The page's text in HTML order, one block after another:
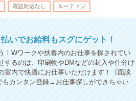
電話対応なし ルーティン
いでお給料もスグにゲット！
！Wワークや扶養内のお仕事を探されてい
するのは、印刷物やDMなどの封入や仕分け
室内で快適にお仕事いただけます！《面談
もカンタン登録→お仕事探しができちゃい